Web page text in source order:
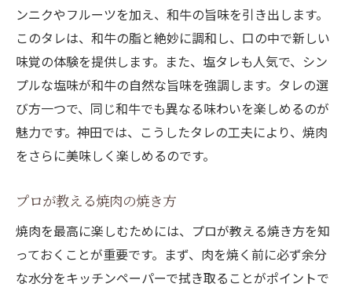
ンニクやフルーツを加え、和牛の旨味を引き出します。
このタレは、和牛の脂と絶妙に調和し、口の中で新しい
味覚の体験を提供します。また、塩タレも人気で、シン
プルな塩味が和牛の自然な旨味を強調します。タレの選
び方一つで、同じ和牛でも異なる味わいを楽しめるのが
魅力です。神田では、こうしたタレの工夫により、焼肉
をさらに美味しく楽しめるのです。
プロが教える焼肉の焼き方
焼肉を最高に楽しむためには、プロが教える焼き方を知
っておくことが重要です。まず、肉を焼く前に必ず余分
な水分をキッチンペーパーで拭き取ることがポイントで